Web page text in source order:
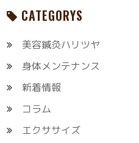
CATEGORYS
美容鍼灸ハリツヤ
身体メンテナンス
新着情報
コラム
エクササイズ